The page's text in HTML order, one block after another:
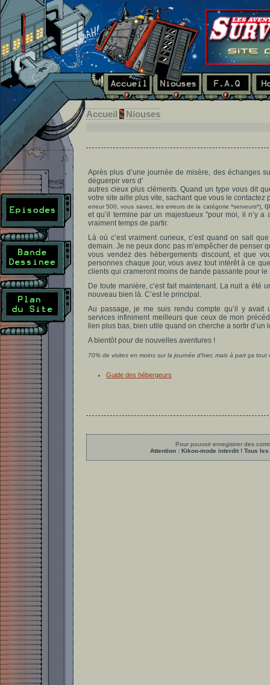
Accueil Niouses
Après plus d’une journée de misère, des échanges
déguerpir vers d’
autres cieux plus cléments. Quand un type vous dit
votre site aille plus vite, sachant que vous le
erreur 500, vous savez, les erreurs de la catégorie *serveurs*),
et qu’il termine par un majestueux "pour moi, il n’y a
vraiment temps de partir.
Là où c’est vraiment curieux, c’est quand on sait
demain. Je ne peux donc pas m’empêcher de penser
vous vendez des hébergements discount, et que
personnes chaque jour, vous avez tout intérêt à ce
clients qui crameront moins de bande passante pour
De toute manière, c’est fait maintenant. La nuit a été
nouveau bien là. C’est le principal.
Au passage, je me suis rendu compte qu’il y avait
services infiniment meilleurs que ceux de mon
lien plus bas, bien utile quand on cherche a sortir d’un
A bientôt pour de nouvelles aventures !
70% de visites en moins sur la journée d’hier, mais à part ça
Guide des hébergeurs
Pour pouvoir enregistrer des
Attention : Kikoo-mode interdit ! Tous